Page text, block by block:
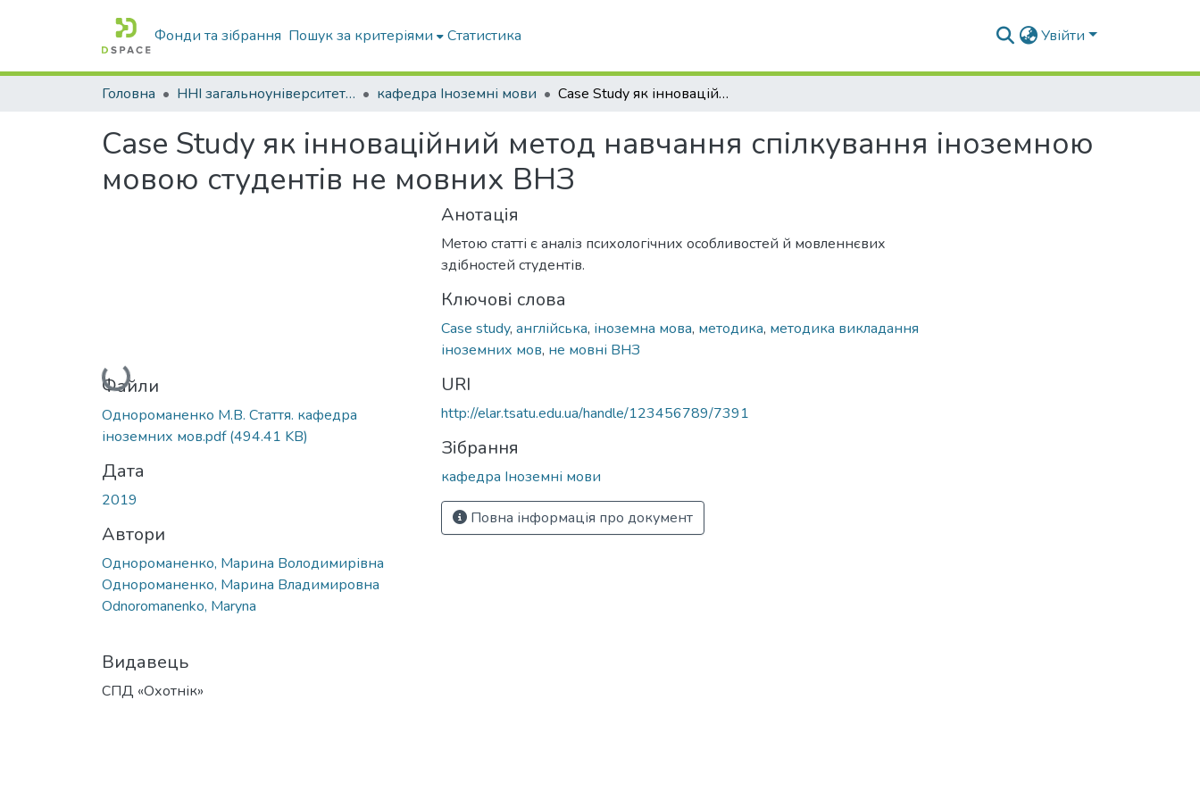
Фонди та зібрання Пошук за критеріями Статистика Увійти
Головна ННІ загальноуніверситетської підготовки кафедра Іноземні мови Case Study як інноваційний метод навчання спілкування іноземною мовою студентів не мовних ВНЗ
Case Study як інноваційний метод навчання спілкування іноземною
мовою студентів не мовних ВНЗ
Вантажиться...
Файли
Однороманенко М.В. Стаття. кафедра
іноземних мов.pdf(494.41 KB)
Дата
2019
Автори
Однороманенко, Марина Володимирівна
Однороманенко, Марина Владимировна
Odnoromanenko, Maryna
Видавець
СПД «Охотнік»
Анотація
Метою статті є аналіз психологічних особливостей й мовленнєвих
здібностей студентів.
Ключові слова
Case study, англійська, іноземна мова, методика, методика викладання
іноземних мов, не мовні ВНЗ
URI
http://elar.tsatu.edu.ua/handle/123456789/7391
Зібрання
кафедра Іноземні мови
Повна інформація про документ